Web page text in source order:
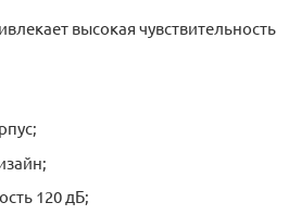
высокая чувствительность
120 дБ;